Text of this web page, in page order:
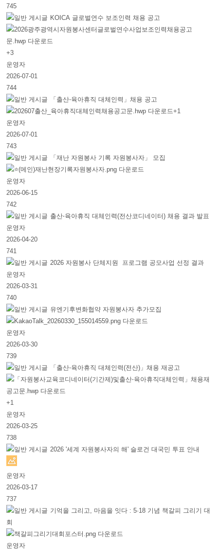
745
KOICA 글로벌연수 보조인력 채용 공고
+3
운영자
2026-07-01
744
「출산⋅육아휴직 대체인력」채용 공고
+1
운영자
2026-07-01
743
「재난 자원봉사 기록 자원봉사자」 모집
운영자
2026-06-15
742
출산⋅육아휴직 대체인력(전산코디네이터) 채용 결과 발표
운영자
2026-04-20
741
2026 자원봉사 단체지원 프로그램 공모사업 선정 결과
운영자
2026-03-31
740
유엔기후변화협약 자원봉사자 추가모집
운영자
2026-03-30
739
「출산⋅육아휴직 대체인력(전산)」채용 재공고
+1
운영자
2026-03-25
738
2026 '세계 자원봉사자의 해' 슬로건 대국민 투표 안내
운영자
2026-03-17
737
기억을 그리고, 마음을 잇다 : 5·18 기념 책갈피 그리기 대
회
운영자